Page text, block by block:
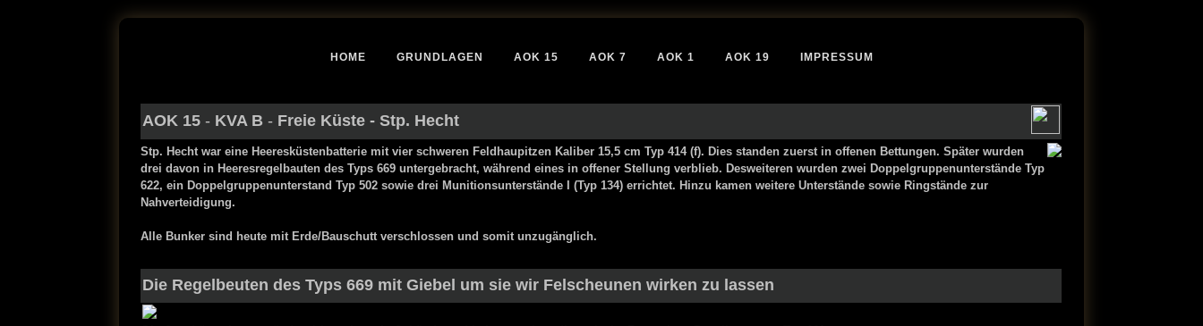
HOME GRUNDLAGEN AOK 15 AOK 7 AOK 1 AOK 19 IMPRESSUM
AOK 15 - KVA B - Freie Küste -Stp. Hecht
Stp. Hecht war eine Heeresküstenbatterie mit vier schweren Feldhaupitzen Kaliber 15,5 cm Typ 414 (f). Dies standen zuerst in offenen Bettungen. Später wurden
drei davon in Heeresregelbauten des Typs 669 untergebracht, während eines in offener Stellung verblieb. Desweiteren wurden zwei Doppelgruppenunterstände Typ
622, ein Doppelgruppenunterstand Typ 502 sowie drei Munitionsunterstände I (Typ 134) errichtet. Hinzu kamen weitere Unterstände sowie Ringstände zur
Nahverteidigung.
Alle Bunker sind heute mit Erde/Bauschutt verschlossen und somit unzugänglich.
Die Regelbeuten des Typs 669 mit Giebel um sie wir Felscheunen wirken zu lassen